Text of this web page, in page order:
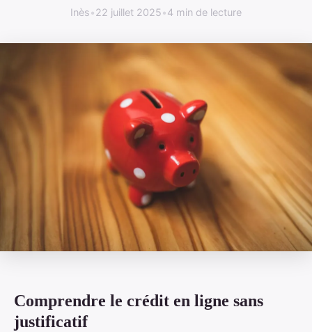
Inès•22 juillet 2025•4 min de lecture
Comprendre le crédit en ligne sans
justificatif